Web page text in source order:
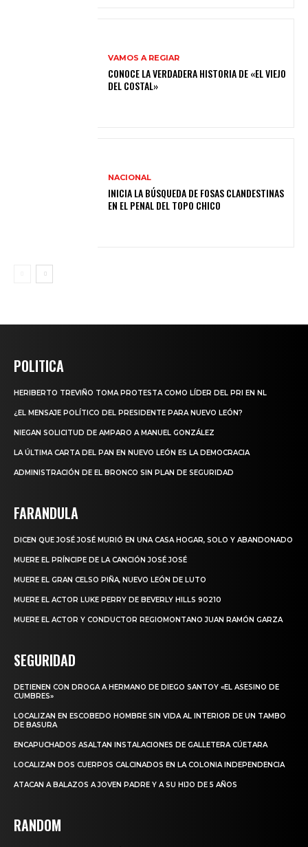
VAMOS A REGIAR
CONOCE LA VERDADERA HISTORIA DE «EL VIEJO
DEL COSTAL»
NACIONAL
INICIA LA BÚSQUEDA DE FOSAS CLANDESTINAS
EN EL PENAL DEL TOPO CHICO
POLITICA
HERIBERTO TREVIÑO TOMA PROTESTA COMO LÍDER DEL PRI EN NL
¿EL MENSAJE POLÍTICO DEL PRESIDENTE PARA NUEVO LEÓN?
NIEGAN SOLICITUD DE AMPARO A MANUEL GONZÁLEZ
LA ÚLTIMA CARTA DEL PAN EN NUEVO LEÓN ES LA DEMOCRACIA
ADMINISTRACIÓN DE EL BRONCO SIN PLAN DE SEGURIDAD
FARANDULA
DICEN QUE JOSÉ JOSÉ MURIÓ EN UNA CASA HOGAR, SOLO Y ABANDONADO
MUERE EL PRÍNCIPE DE LA CANCIÓN JOSÉ JOSÉ
MUERE EL GRAN CELSO PIÑA, NUEVO LEÓN DE LUTO
MUERE EL ACTOR LUKE PERRY DE BEVERLY HILLS 90210
MUERE EL ACTOR Y CONDUCTOR REGIOMONTANO JUAN RAMÓN GARZA
SEGURIDAD
DETIENEN CON DROGA A HERMANO DE DIEGO SANTOY «EL ASESINO DE
CUMBRES»
LOCALIZAN EN ESCOBEDO HOMBRE SIN VIDA AL INTERIOR DE UN TAMBO
DE BASURA
ENCAPUCHADOS ASALTAN INSTALACIONES DE GALLETERA CÚETARA
LOCALIZAN DOS CUERPOS CALCINADOS EN LA COLONIA INDEPENDENCIA
ATACAN A BALAZOS A JOVEN PADRE Y A SU HIJO DE 5 AÑOS
RANDOM